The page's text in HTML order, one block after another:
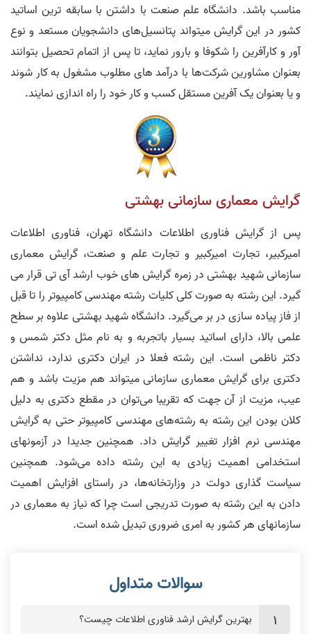
مناسب باشد. دانشگاه علم صنعت با داشتن با سابقه ترین اساتید
کشور در این گرایش میتواند پتانسیل‌های دانشجویان مستعد و نوع
آور و کارآفرین را شکوفا و بارور نماید، تا پس از اتمام تحصیل بتوانند
بعنوان مشاورین شرکت‌ها با درآمد های مطلوب مشغول به کار شوند
و یا بعنوان یک آفرین مستقل کسب و کار خود را راه اندازی نمایند.
گرایش معماری سازمانی بهشتی
پس از گرایش فناوری اطلاعات دانشگاه تهران، فناوری اطلاعات
امیرکبیر، تجارت امیرکبیر و تجارت علم و صنعت، گرایش معماری
سازمانی شهید بهشتی در زمره گرایش های خوب ارشد آی تی قرار می
گیرد. این رشته به صورت کلی کلیات رشته مهندسی کامپیوتر را تا قبل
از فاز پیاده سازی در بر می‌گیرد. دانشگاه شهید بهشتی علاوه بر سطح
علمی بالا، دارای اساتید بسیار باتجربه و به نام مثل دکتر شمس و
دکتر ناظمی است. این رشته فعلا در ایران دکتری ندارد، نداشتن
دکتری برای گرایش معماری سازمانی میتواند هم مزیت باشد و هم
عیب، مزیت از آن جهت که تقریبا می‌توان در مقطع دکتری به دلیل
کلان بودن این رشته به رشته‌های مهندسی کامپیوتر حتی به گرایش
مهندسی نرم افزار تغییر گرایش داد. همچنین جدیدا در آزمونهای
استخدامی اهمیت زیادی به این رشته داده می‌شود. همچنین
سیاست گذاری دولت در وزارتخانه‌ها، در راستای افزایش اهمیت
دادن به این رشته به صورت تدریجی است چرا که نیاز به معماری در
سازمانهای هر کشور به امری ضروری تبدیل شده است.
بهترین گرایش ارشد فناوری اطلاعات چیست؟